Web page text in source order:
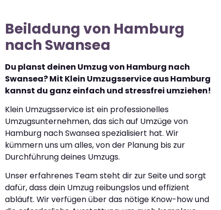
Beiladung von Hamburg
nach Swansea
Du planst deinen Umzug von Hamburg nach
Swansea? Mit Klein Umzugsservice aus Hamburg
kannst du ganz einfach und stressfrei umziehen!
Klein Umzugsservice ist ein professionelles
Umzugsunternehmen, das sich auf Umzüge von
Hamburg nach Swansea spezialisiert hat. Wir
kümmern uns um alles, von der Planung bis zur
Durchführung deines Umzugs.
Unser erfahrenes Team steht dir zur Seite und sorgt
dafür, dass dein Umzug reibungslos und effizient
abläuft. Wir verfügen über das nötige Know-how und